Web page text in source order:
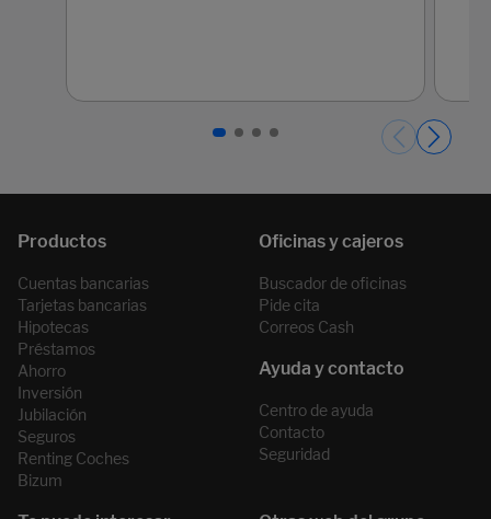
Cuentas bancarias
Tarjetas bancarias
Hipotecas
Préstamos
Ahorro
Inversión
Jubilación
Seguros
Renting Coches
Bizum
Buscador de oficinas
Pide cita
Correos Cash
Centro de ayuda
Contacto
Seguridad